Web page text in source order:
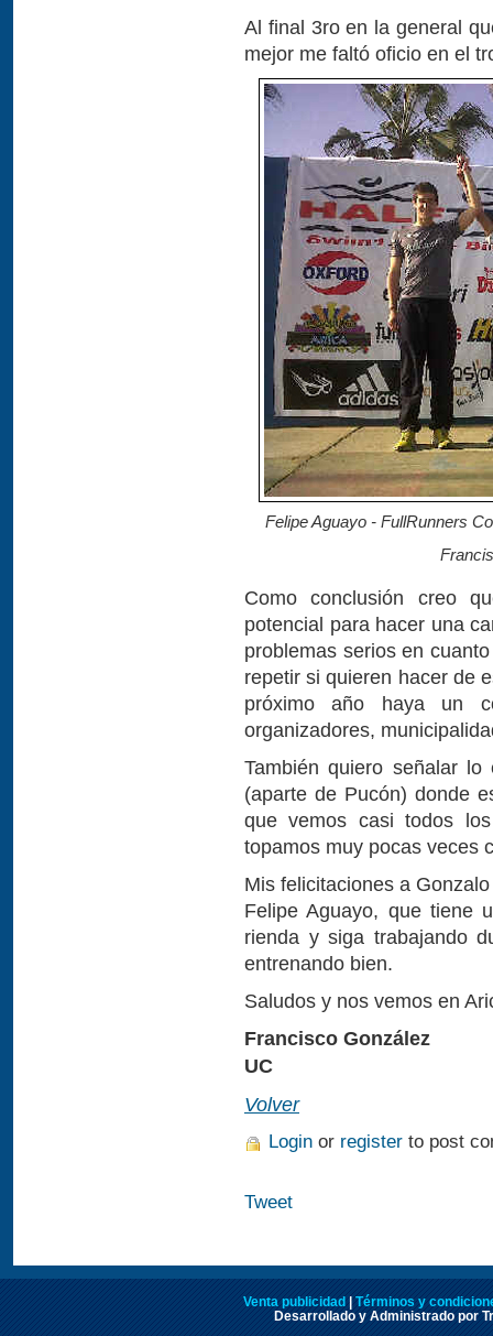
Al final 3ro en la general
mejor me faltó oficio en el
Felipe Aguayo - FullRunners
Como conclusión creo
potencial para hacer una
problemas serios en
repetir si quieren hacer de
próximo año haya un
organizadores,
También quiero señalar
(aparte de Pucón) donde
que vemos casi todos
topamos muy pocas veces
Mis felicitaciones a
Felipe Aguayo, que tiene
rienda y siga trabajando
entrenando bien.
Saludos y nos vemos en
Francisco González
UC
Volver
Login or register to post
Tweet
Venta publicidad
Términos y
Desarrollado y Administrado por